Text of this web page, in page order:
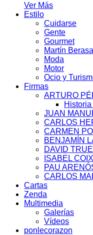
Ver Más
Estilo
Cuidarse
Gente
Gourmet
Martín
Moda
Motor
Ocio y
Firmas
ARTURO
JUAN
CARLOS
CARMEN
BENJAMÍN
DAVID
ISABEL
PAU
CARLOS
Cartas
Zenda
Multimedia
Galerías
Vídeos
ponlecorazon